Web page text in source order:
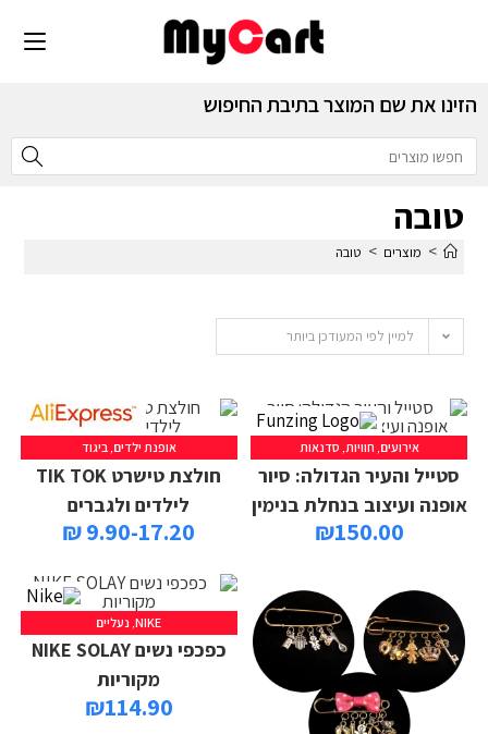
הזינו את שם המוצר בתיבת החיפוש
טובה
> מוצרים > טובה
למיין לפי המעודכן ביותר
אירועים, חוויות, סדנאות
סטייל והעיר הגדולה: סיור
אופנה ועיצוב בנחלת בנימין
₪150.00
אופנת ילדים,ביגוד
חולצת טישרט TIK TOK
לילדים ולגברים
9.90-17.20 ₪
NIKE
, נעליים
כפכפי נשים NIKE SOLAY
מקוריות
₪114.90